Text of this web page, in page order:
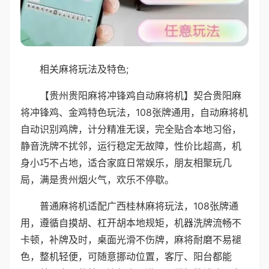
相关麻将玩法及特色;
【贵州贵阳麻将冲锋鸡自动麻将机】契合贵阳麻
将冲锋鸡、金鸡特色玩法，108张牌通用，自动麻将机
自动识别鸡牌，计分精准无误，完全贴合本地习俗，
静音洗牌不扰邻，运行稳定无故障，性价比超高，机
身小巧不占地，适合家庭日常娱乐，朋友相聚玩几
局，满是贵州烟火气，欢乐不停歇。
普通麻将机适配广西桂林麻将玩法，108张牌通
用，遵循自摸胡、杠开胡本地规矩，机器洗牌流畅不
卡顿，补牌及时，桌面光滑不伤牌，麻将耐磨不易褪
色，整机轻便，可随意挪动位置，客厅、阳台都能